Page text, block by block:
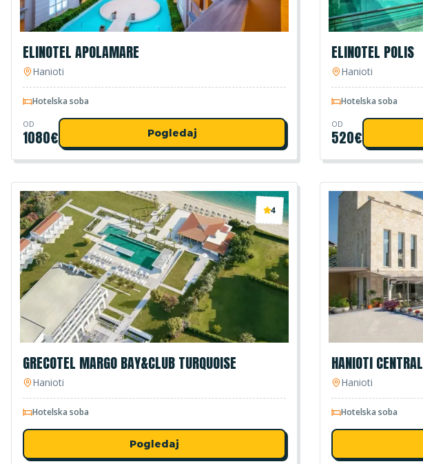
ELINOTEL APOLAMARE
Hanioti
Hotelska soba
OD
1080€ Pogledaj
ELINOTEL POLIS
Hanioti
Hotelska soba
OD
520€
4
GRECOTEL MARGO BAY&CLUB TURQUOISE
Hanioti
Hotelska soba
Pogledaj
HANIOTI CENTRAL
Hanioti
Hotelska soba